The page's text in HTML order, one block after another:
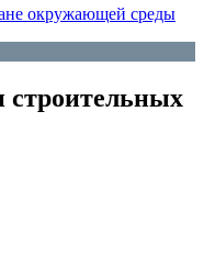
окружающей среды
строительных